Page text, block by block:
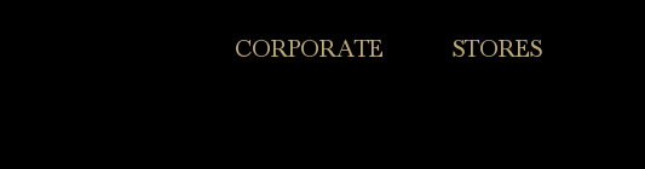
​CORPORATE ​STORES